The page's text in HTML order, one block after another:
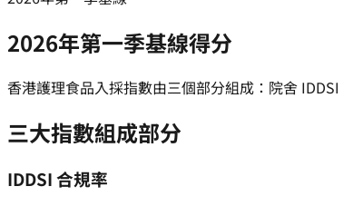
2026年第一季基線得分
香港護理食品入採指數由三個部分組成：院舍
三大指數組成部分
IDDSI 合規率